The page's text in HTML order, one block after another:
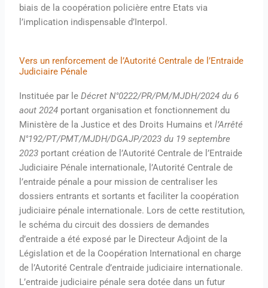
biais de la coopération policière entre Etats via
l’implication indispensable d’Interpol.
Vers un renforcement de l’Autorité Centrale de l’Entraide
Judiciaire Pénale
Instituée par leDécret N°0222/PR/PM/MJDH/2024 du 6
aout 2024 portant organisation et fonctionnement du
Ministère de la Justice et des Droits Humains etl’Arrêté
N°192/PT/PMT/MJDH/DGAJP/2023 du 19 septembre
2023 portant création de l’Autorité Centrale de l’Entraide
Judiciaire Pénale internationale, l’Autorité Centrale de
l’entraide pénale a pour mission de centraliser les
dossiers entrants et sortants et faciliter la coopération
judiciaire pénale internationale. Lors de cette restitution,
le schéma du circuit des dossiers de demandes
d’entraide a été exposé par le Directeur Adjoint de la
Législation et de la Coopération International en charge
de l’Autorité Centrale d’entraide judiciaire internationale.
L’entraide judiciaire pénale sera dotée dans un futur